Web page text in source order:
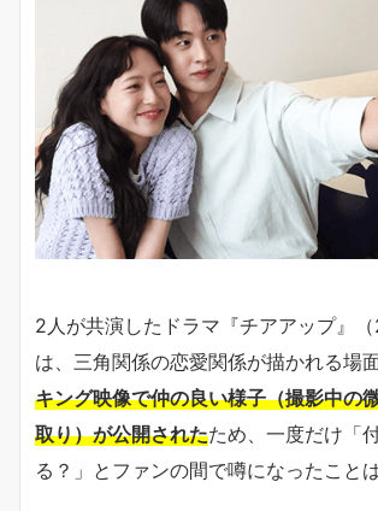
2人が共演したドラマ『チアアップ』
は、三角関係の恋愛関係が描かれる場面
キング映像で仲の良い様子（撮影中の
取り）が公開されたため、一度だけ「
る？」とファンの間で噂になったこと